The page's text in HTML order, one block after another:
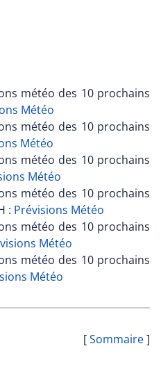
météo des 10 prochains
Météo
météo des 10 prochains
Météo
météo des 10 prochains
Météo
météo des 10 prochains
: Prévisions Météo
météo des 10 prochains
Météo
météo des 10 prochains
Météo
[Sommaire]